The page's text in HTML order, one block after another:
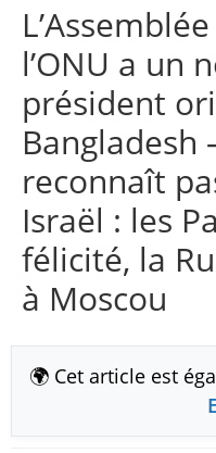
l’ONU a un
président
Bangladesh
reconnaît
Israël : les
félicité, la
à Moscou
🌍 Cet article est